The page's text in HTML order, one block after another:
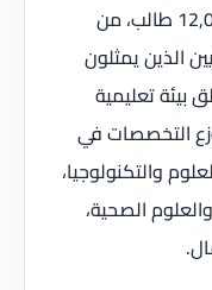
تضم الجامعة حالياً ما يقرب من 12,000 طالب، من
الذين يمثلون
بيئة تعليمية
التخصصات في
والتكنولوجيا،
الصحية،